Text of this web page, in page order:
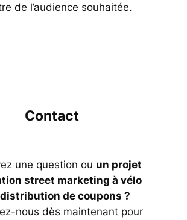
de l’audience souhaitée.
Contact
une question ou un projet
street marketing à vélo
de coupons ?
nous dès maintenant pour